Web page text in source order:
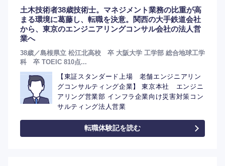
選択する
選択する
選択する
選択する
土木技術者38歳技術士。マネジメント業務の比重が高
まる環境に葛藤し、転職を決意。関西の大手鉄道会社
から、東京のエンジニアリングコンサル会社の法人営
業へ
38歳／島根県立 松江北高校 卒 大阪大学 工学部 総合地球工学
科 卒 TOEIC 810点...
【東証スタンダード上場 老舗エンジニアリン
グコンサルティング企業】 東京本社 エンジニ
アリング営業部 インフラ企業向け災害対策コン
サルティング法人営業
転職体験記を読む